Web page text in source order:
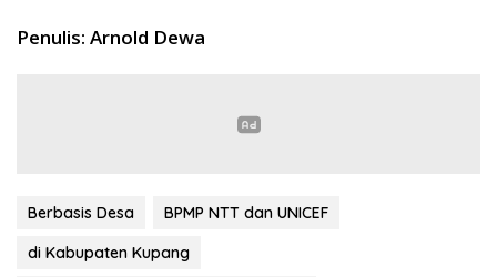
Penulis: Arnold Dewa
Berbasis Desa
BPMP NTT dan UNICEF
di Kabupaten Kupang